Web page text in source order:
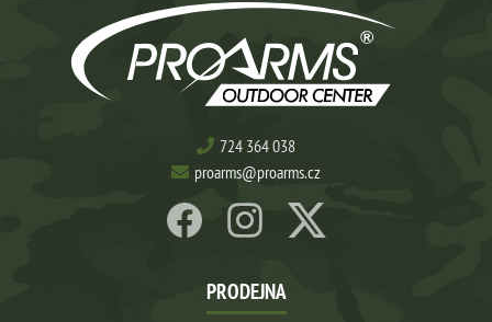
724 364 038
proarms@proarms.cz
PRODEJNA